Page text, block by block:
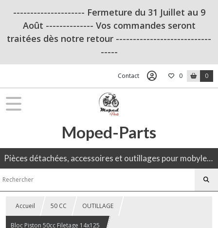
--------------------- Fermeture du 31 Juillet au 9
Août -------------- Vos commandes seront
traitées dès notre retour ----------------------------
-----
Contact 0 0
Moped-Parts
Pièces détachées, accessoires et outillages pour mobylette, 50CC, moto ancienne.
Accueil 50 CC OUTILLAGE
Bloc Piston 50cc Filetage 14x125